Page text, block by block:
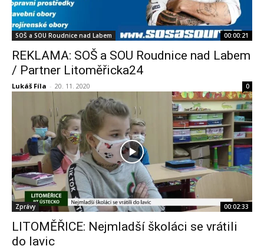
SOŠ a SOU Roudnice nad Labem 00:00:21
REKLAMA: SOŠ a SOU Roudnice nad Labem
/ Partner Litoměřicka24
Lukáš Fíla - 20. 11. 2020 0
Zprávy 00:02:33
LITOMĚŘICE: Nejmladší školáci se vrátili
do lavic